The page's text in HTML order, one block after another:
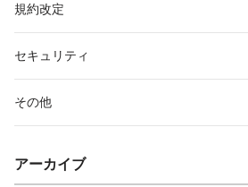
規約改定
セキュリティ
その他
アーカイブ